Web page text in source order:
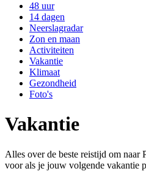
48 uur
14 dagen
Neerslagradar
Zon en maan
Activiteiten
Vakantie
Klimaat
Gezondheid
Foto's
Vakantie
Alles over de beste reistijd om naar
voor als je jouw volgende vakantie